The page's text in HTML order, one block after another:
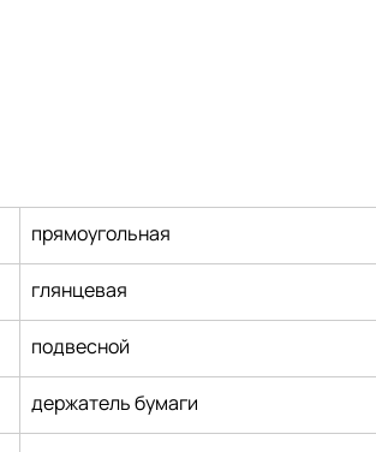
прямоугольная
глянцевая
подвесной
держатель бумаги